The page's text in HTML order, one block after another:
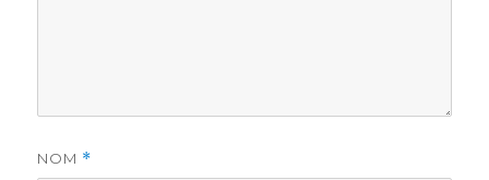
NOM *